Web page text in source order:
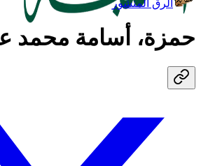
الرق المنشور
حمزة، أسامة محمد